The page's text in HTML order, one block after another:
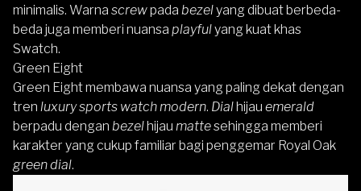
minimalis. Warna screwpada bezelyang dibuat berbeda-
beda juga memberi nuansa playfulyang kuat khas
Swatch.
Green Eight
Green Eight membawa nuansa yang paling dekat dengan
tren luxury sports watch modern. Dial hijau emerald
berpadu dengan bezel hijau mattesehingga memberi
karakter yang cukup familiar bagi penggemar Royal Oak
green dial.